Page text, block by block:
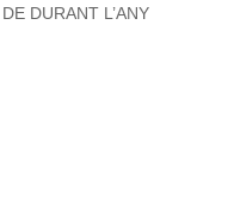
DURANT L’ANY